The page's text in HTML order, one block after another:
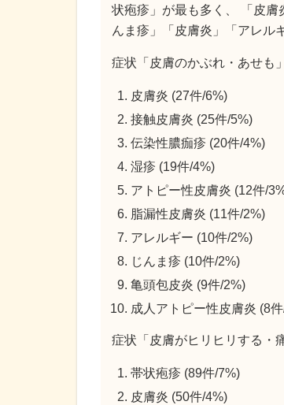
状疱疹」が最も多く、 「皮
んま疹」「皮膚炎」「アレル
症状「皮膚のかぶれ・あせも
皮膚炎 (27件/6%)
接触皮膚炎 (25件/5%)
伝染性膿痂疹 (20件/4%)
湿疹 (19件/4%)
アトピー性皮膚炎 (12件/
脂漏性皮膚炎 (11件/2%)
アレルギー (10件/2%)
じんま疹 (10件/2%)
亀頭包皮炎 (9件/2%)
成人アトピー性皮膚炎 (8
症状「皮膚がヒリヒリする・
帯状疱疹 (89件/7%)
皮膚炎 (50件/4%)